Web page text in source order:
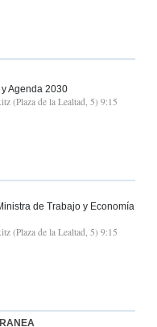
Agenda 2030
(Plaza de la Lealtad, 5) 9:15
de Trabajo y Economía
(Plaza de la Lealtad, 5) 9:15